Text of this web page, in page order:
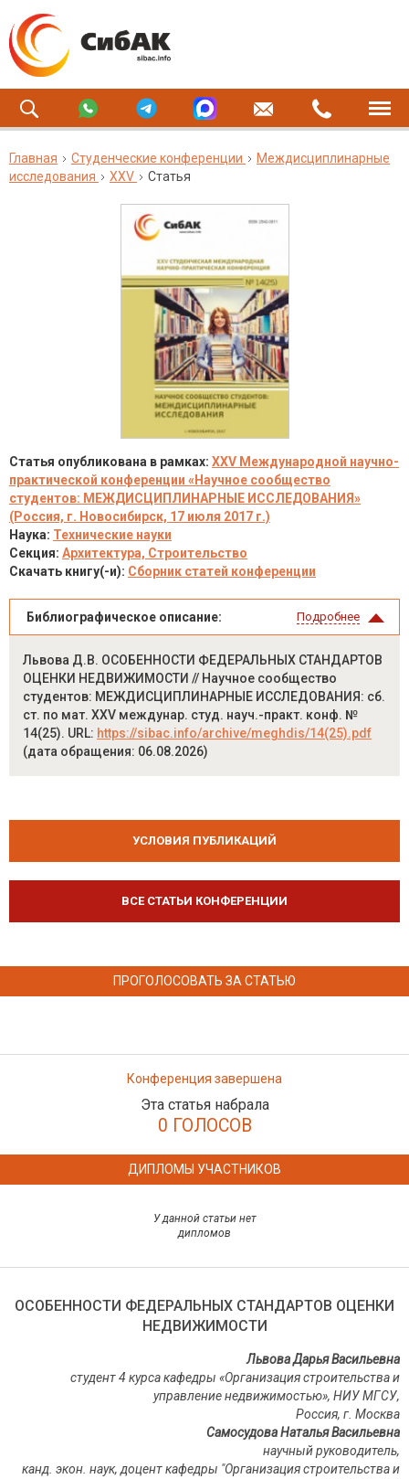
Главная Студенческие конференции
Междисциплинарные
исследования
XXV Статья
Статья опубликована в рамках: XXV Международной научно-
практической конференции «Научное сообщество
студентов: МЕЖДИСЦИПЛИНАРНЫЕ ИССЛЕДОВАНИЯ»
(Россия, г. Новосибирск, 17 июля 2017 г.)
Наука: Технические науки
Секция: Архитектура, Строительство
Скачать книгу(-и): Сборник статей конференции
Библиографическое описание: Подробнее
Львова Д.В. ОСОБЕННОСТИ ФЕДЕРАЛЬНЫХ СТАНДАРТОВ
ОЦЕНКИ НЕДВИЖИМОСТИ // Научное сообщество
студентов: МЕЖДИСЦИПЛИНАРНЫЕ ИССЛЕДОВАНИЯ: сб.
ст. по мат. XXV междунар. студ. науч.-практ. конф. №
14(25). URL: https://sibac.info/archive/meghdis/14(25).pdf
(дата обращения: 06.08.2026)
УСЛОВИЯ ПУБЛИКАЦИЙ
ВСЕ СТАТЬИ КОНФЕРЕНЦИИ
ПРОГОЛОСОВАТЬ ЗА СТАТЬЮ
Конференция завершена
Эта статья набрала
0 ГОЛОСОВ
ДИПЛОМЫ УЧАСТНИКОВ
У данной статьи нет
дипломов
ОСОБЕННОСТИ ФЕДЕРАЛЬНЫХ СТАНДАРТОВ ОЦЕНКИ
НЕДВИЖИМОСТИ
Львова Дарья Васильевна
студент 4 курса кафедры «Организация строительства и
управление недвижимостью», НИУ МГСУ,
Россия, г. Москва
Самосудова Наталья Васильевна
научный руководитель,
канд. экон. наук, доцент кафедры "Организация строительства и